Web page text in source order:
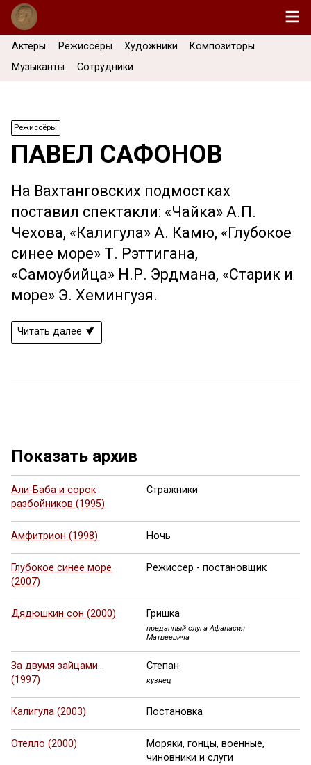
Актёры Режиссёры Художники
Композиторы
Музыканты
Сотрудники
Режиссёры
ПАВЕЛ САФОНОВ
На Вахтанговских подмостках
поставил спектакли: «Чайка» А.П.
Чехова, «Калигула» А. Камю, «Глубокое
синее море» Т. Рэттигана,
«Самоубийца» Н.Р. Эрдмана, «Старик и
море» Э. Хемингуэя.
Читать далее
Показать архив
Али-Баба и сорок
разбойников (1995)
Стражники
Амфитрион (1998) Ночь
Глубокое синее море
(2007)
Режиссер - постановщик
Дядюшкин сон (2000) Гришка
преданный слуга Афанасия
Матвеевича
За двумя зайцами…
(1997)
Степан
кузнец
Калигула (2003) Постановка
Отелло (2000)
Моряки, гонцы, военные,
чиновники и слуги